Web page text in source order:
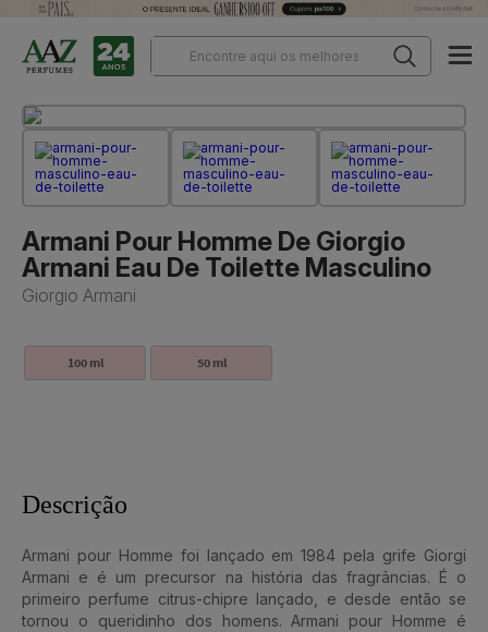
Armani Pour Homme De Giorgio
Armani Eau De Toilette Masculino
Giorgio Armani
100 ml 50 ml
Descrição
Armani pour Homme foi lançado em 1984 pela grife Giorgi
Armani e é um precursor na história das fragrâncias. É o
primeiro perfume citrus-chipre lançado, e desde então se
tornou o queridinho dos homens. Armani pour Homme é